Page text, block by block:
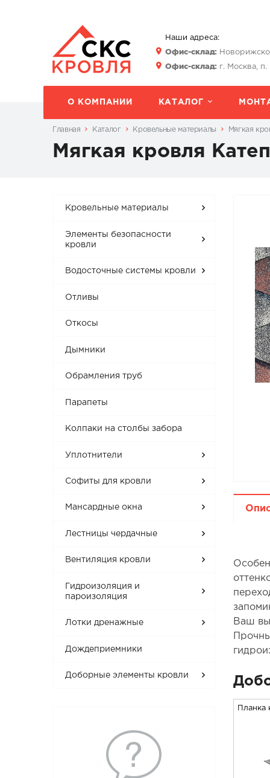
Наши адреса:
Офис-склад:
Офис-склад:г. Москва, п.
О КОМПАНИИ КАТАЛОГ
Главная Каталог Кровельные материалы Мягкая
Мягкая кровля
Кровельные материалы
Элементы безопасности
кровли
Водосточные системы кровли
Отливы
Откосы
Дымники
Обрамления труб
Парапеты
Колпаки на столбы забора
Уплотнители
Софиты для кровли
Мансардные окна
Лестницы чердачные
Вентиляция кровли
Гидроизоляция и
пароизоляция
Лотки дренажные
Дождеприемники
Доборные элементы кровли
Ваш
Планка